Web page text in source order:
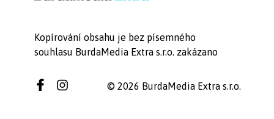
Kopírování obsahu je bez písemného
souhlasu BurdaMedia Extra s.r.o. zakázano
© 2026 BurdaMedia Extra s.r.o.